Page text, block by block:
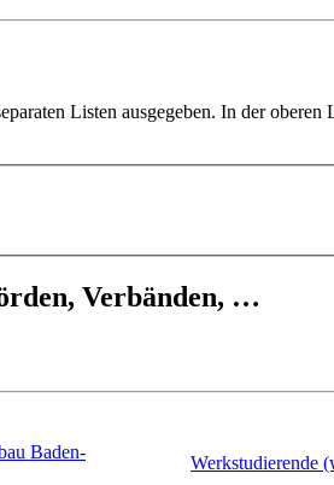
Listen ausgegeben. In der
Verbänden, …
Baden-
Werkstudierende